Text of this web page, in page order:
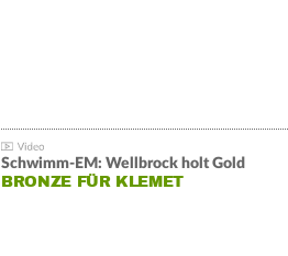
Schwimm-EM: Wellbrock holt Gold
BRONZE FÜR KLEMET